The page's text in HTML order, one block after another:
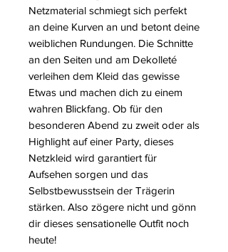
Netzmaterial schmiegt sich perfekt
an deine Kurven an und betont deine
weiblichen Rundungen. Die Schnitte
an den Seiten und am Dekolleté
verleihen dem Kleid das gewisse
Etwas und machen dich zu einem
wahren Blickfang. Ob für den
besonderen Abend zu zweit oder als
Highlight auf einer Party, dieses
Netzkleid wird garantiert für
Aufsehen sorgen und das
Selbstbewusstsein der Trägerin
stärken. Also zögere nicht und gönn
dir dieses sensationelle Outfit noch
heute!